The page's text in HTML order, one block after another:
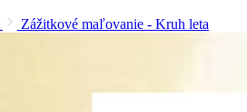
Zážitkové maľovanie - Kruh leta